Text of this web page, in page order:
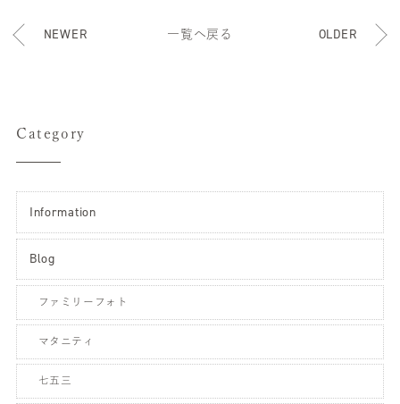
NEWER 一覧へ戻る OLDER
Category
Information
Blog
ファミリーフォト
マタニティ
七五三